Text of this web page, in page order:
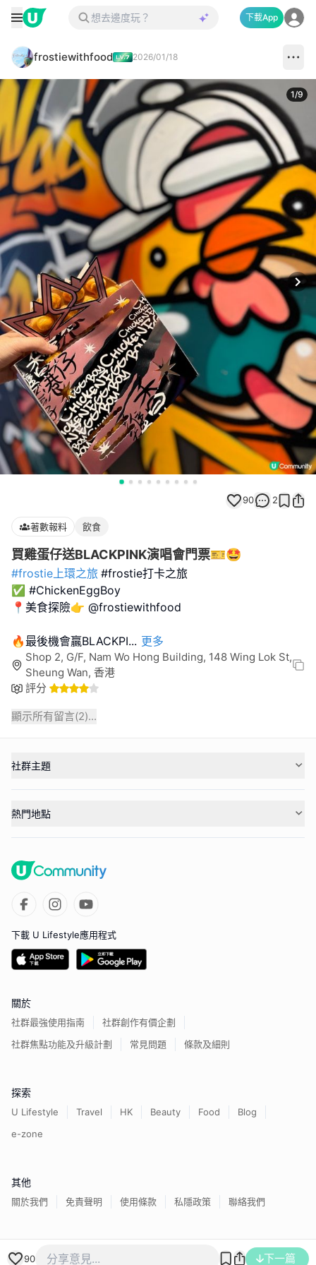
下載App
frostiewithfood 2026/01/18
1/9
90 2
著數報料 飲食
買雞蛋仔送BLACKPINK演唱會門票🎫🤩
#frostie上環之旅 #frostie打卡之旅
✅ #ChickenEggBoy
📍美食探險👉 @frostiewithfood
🔥最後機會贏BLACKPI... 更多
Shop 2, G/F, Nam Wo Hong Building, 148 Wing Lok St,
Sheung Wan, 香港
評分
顯示所有留言(2)...
90 下一篇
社群主題
熱門地點
下載 U Lifestyle應用程式
關於
社群最強使用指南
社群創作有價企劃
社群焦點功能及升級計劃
常見問題 條款及細則
探索
U Lifestyle Travel HK Beauty Food
Blog
e-zone
其他
關於我們 免責聲明 使用條款 私隱政策 聯絡我們
香港經濟日報版權所有©